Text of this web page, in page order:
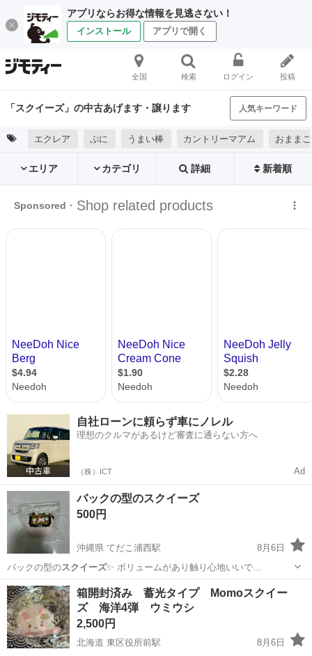
アプリならお得な情報を見逃さない！
インストール アプリで開く
全国 検索 ログイン 投稿
「スクイーズ」の中古あげます・譲ります 人気キーワード
エクレア ぷに うまい棒 カントリーマアム おまま
エリア カテゴリ 詳細 新着順
自社ローンに頼らず車にノレル
理想のクルマがあるけど審査に通らない方へ
（株）ICT Ad
バックの型のスクイーズ
500円
沖縄県 てだこ浦西駅
8月6日
バックの型のスクイーズ ✨ ボリュームがあり触り心地いいで…
沖縄 沖縄市 てだこ浦西駅 その他
箱開封済み 蓄光タイプ Momoスクイー
ズ 海洋4弾 ウミウシ
2,500円
北海道 東区役所前駅
8月6日